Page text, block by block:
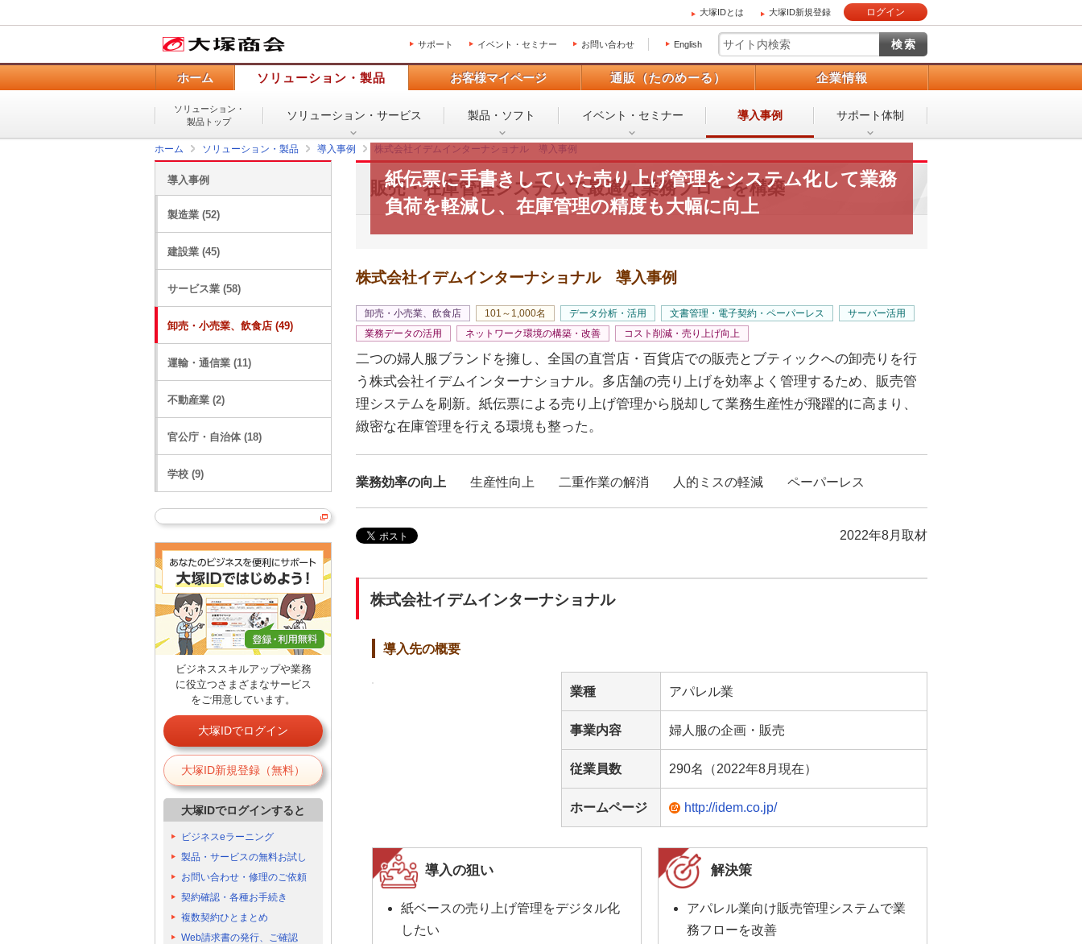
大塚IDとは 大塚ID新規登録 ログイン
サポート イベント・セミナー お問い合わせ English
ホーム ソリューション・製品 お客様マイページ 通販（たのめーる） 企業情報
ソリューション・
製品トップ
ソリューション・ サービス 製品・ソフト イベント・ セミナー 導入事例 サポート体制
ホーム ソリューション・製品 導入事例 株式会社イデムインターナショナル 導入事例
販売・在庫管理システムで最適な業務フローを構築
紙伝票に手書きしていた売り上げ管理をシステム化して業務
負荷を軽減し、在庫管理の精度も大幅に向上
株式会社イデムインターナショナル 導入事例
卸売・小売業、飲食店 101～1,000名 データ分析・活用 文書管理・電子契約・ペーパーレス
サーバー活用
業務データの活用
ネットワーク環境の構築・改善 コスト削減・売り上げ向上
二つの婦人服ブランドを擁し、全国の直営店・百貨店での販売とブティックへの卸売りを行
う株式会社イデムインターナショナル。多店舗の売り上げを効率よく管理するため、販売管
理システムを刷新。紙伝票による売り上げ管理から脱却して業務生産性が飛躍的に高まり、
緻密な在庫管理を行える環境も整った。
業務効率の向上 生産性向上 二重作業の解消 人的ミスの軽減 ペーパーレス
2022年8月取材
株式会社イデムインターナショナル
導入先の概要
業種 アパレル業
事業内容 婦人服の企画・販売
従業員数 290名（2022年8月現在）
ホームページ http://idem.co.jp/
導入の狙い
紙ベースの売り上げ管理をデジタル化
したい
解決策
アパレル業向け販売管理システムで業
務フローを改善
導入事例
製造業 (52)
建設業 (45)
サービス業 (58)
卸売・小売業、飲食店 (49)
運輸・通信業 (11)
不動産業 (2)
官公庁・自治体 (18)
学校 (9)
ビジネススキルアップや業務
に役立つさまざまなサービス
をご用意しています。
大塚IDでログイン
大塚ID新規登録（無料）
大塚IDでログインすると
ビジネスeラーニング
製品・サービスの無料お試し
お問い合わせ・修理のご依頼
契約確認・各種お手続き
複数契約ひとまとめ
Web請求書の発行、ご確認